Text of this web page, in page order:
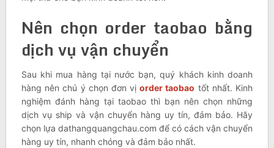
Nên chọn order taobao bằng
dịch vụ vận chuyển
Sau khi mua hàng tại nước bạn, quý khách kinh doanh
hàng nên chú ý chọn đơn vịorder taobao tốt nhất. Kinh
nghiệm đánh hàng tại taobao thì bạn nên chọn những
dịch vụ ship và vận chuyển hàng uy tín, đảm bảo. Hãy
chọn lựa dathangquangchau.com để có cách vận chuyển
hàng uy tín, nhanh chóng và đảm bảo nhất.